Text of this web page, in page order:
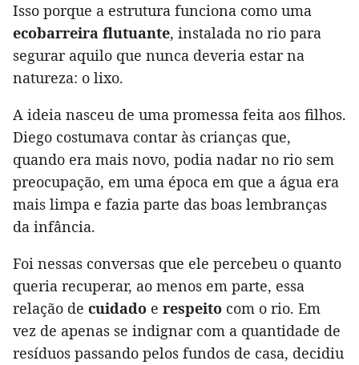
Isso porque a estrutura funciona como uma
ecobarreira flutuante, instalada no rio para
segurar aquilo que nunca deveria estar na
natureza: o lixo.
A ideia nasceu de uma promessa feita aos filhos.
Diego costumava contar às crianças que,
quando era mais novo, podia nadar no rio sem
preocupação, em uma época em que a água era
mais limpa e fazia parte das boas lembranças
da infância.
Foi nessas conversas que ele percebeu o quanto
queria recuperar, ao menos em parte, essa
relação de cuidado e respeito com o rio. Em
vez de apenas se indignar com a quantidade de
resíduos passando pelos fundos de casa, decidiu